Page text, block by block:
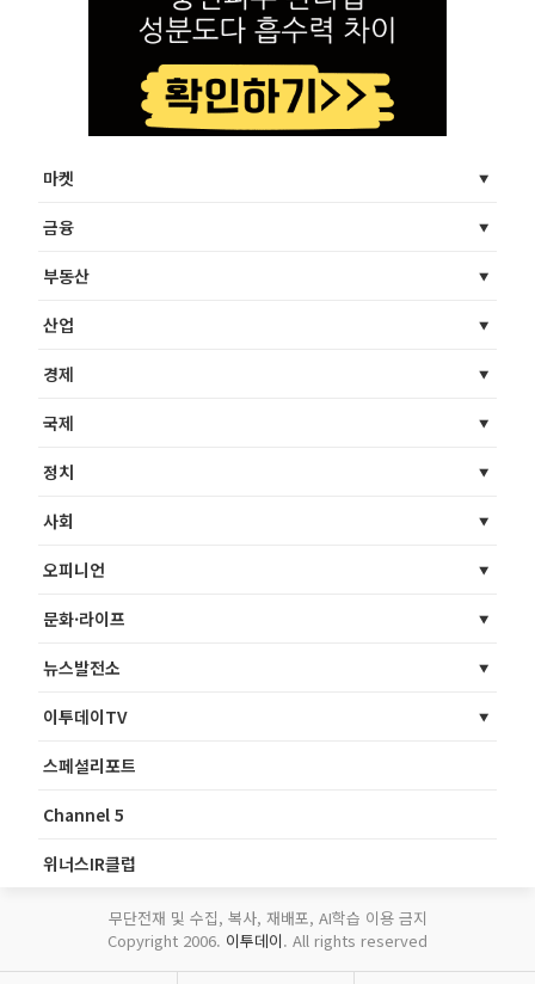
마켓
금융
부동산
산업
경제
국제
정치
사회
오피니언
문화·라이프
뉴스발전소
이투데이TV
스페셜리포트
Channel 5
위너스IR클럽
무단전재 및 수집, 복사, 재배포, AI학습 이용 금지
Copyright 2006. 이투데이. All rights reserved